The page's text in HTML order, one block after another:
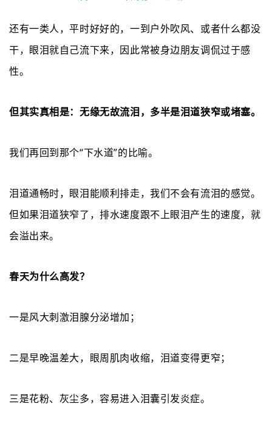
还有一类人，平时好好的，一到户外吹风、或者什么都没
干，眼泪就自己流下来，因此常被身边朋友调侃过于感
性。
但其实真相是：无缘无故流泪，多半是泪道狭窄或堵塞。
我们再回到那个“下水道”的比喻。
泪道通畅时，眼泪能顺利排走，我们不会有流泪的感觉。
但如果泪道狭窄了，排水速度跟不上眼泪产生的速度，就
会溢出来。
春天为什么高发？
一是风大刺激泪腺分泌增加；
二是早晚温差大，眼周肌肉收缩，泪道变得更窄；
三是花粉、灰尘多，容易进入泪囊引发炎症。